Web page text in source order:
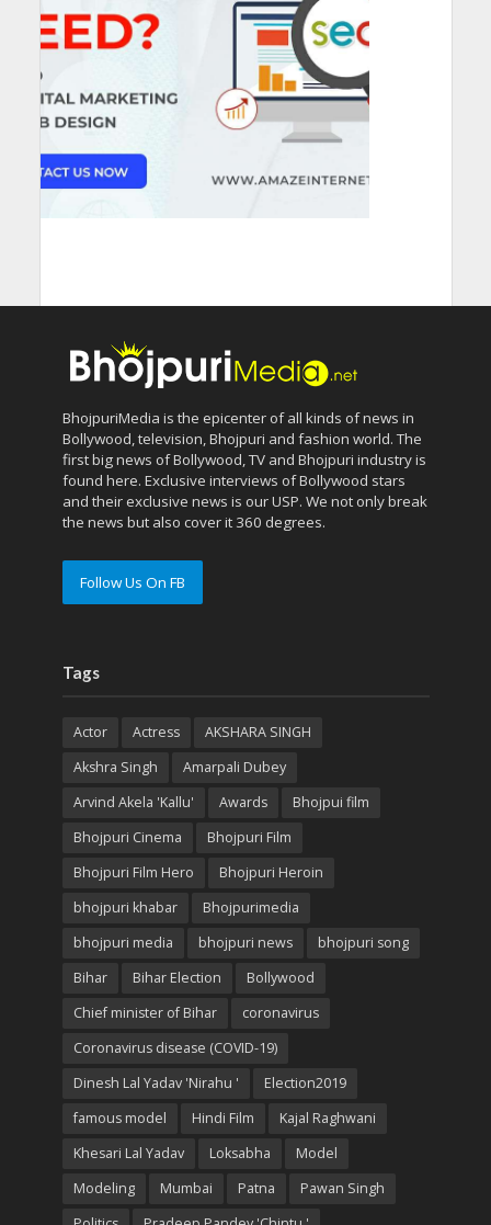
BhojpuriMedia is the epicenter of all kinds of news in
Bollywood, television, Bhojpuri and fashion world. The
first big news of Bollywood, TV and Bhojpuri industry is
found here. Exclusive interviews of Bollywood stars
and their exclusive news is our USP. We not only break
the news but also cover it 360 degrees.
Follow Us On FB
Tags
Actor Actress
AKSHARA SINGH
Akshra Singh
Amarpali Dubey
Arvind Akela 'Kallu'
Awards
Bhojpui film
Bhojpuri Cinema
Bhojpuri Film
Bhojpuri Film Hero
Bhojpuri Heroin
bhojpuri khabar
Bhojpurimedia
bhojpuri media
bhojpuri news
bhojpuri song
Bihar
Bihar Election
Bollywood
Chief minister of Bihar
coronavirus
Coronavirus disease (COVID-19)
Dinesh Lal Yadav 'Nirahu '
Election2019
famous model
Hindi Film
Kajal Raghwani
Khesari Lal Yadav
Loksabha
Model
Modeling
Mumbai Patna
Pawan Singh